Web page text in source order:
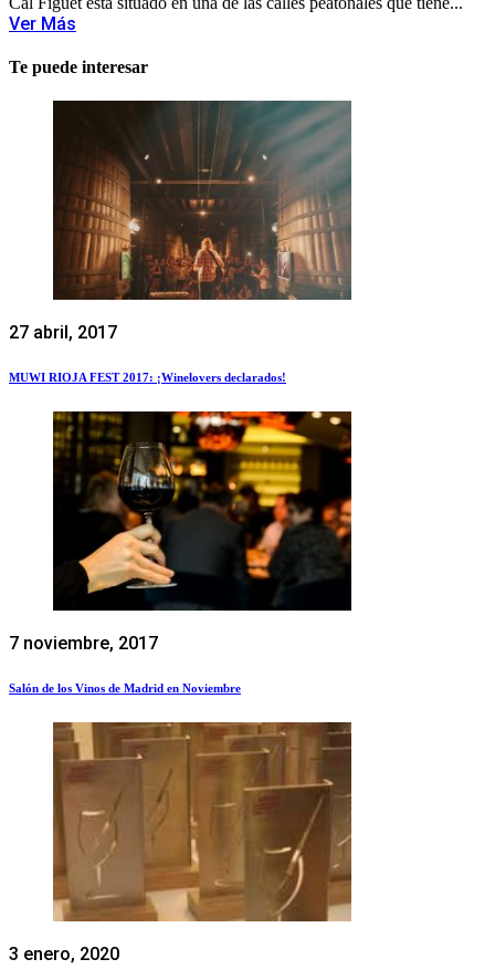
Ver Más
Te puede interesar
27 abril, 2017
MUWI RIOJA FEST 2017: ¡Winelovers declarados!
7 noviembre, 2017
Salón de los Vinos de Madrid en Noviembre
3 enero, 2020